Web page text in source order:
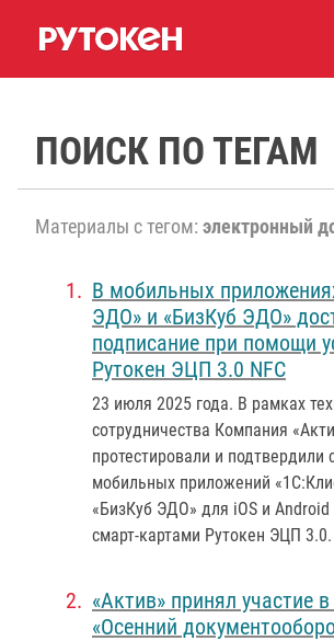
ПОИСК ПО ТЕГАМ
Материалы с тегом: электронный
В мобильных
ЭДО» и «БизКуб ЭДО»
подписание при помощи
Рутокен ЭЦП 3.0 NFC
23 июля 2025 года. В рамках
сотрудничества Компания
протестировали и подтвердили
мобильных приложений
«БизКуб ЭДО» для iOS и Android
смарт-картами Рутокен ЭЦП 3.0.
«Актив» принял участие
«Осенний